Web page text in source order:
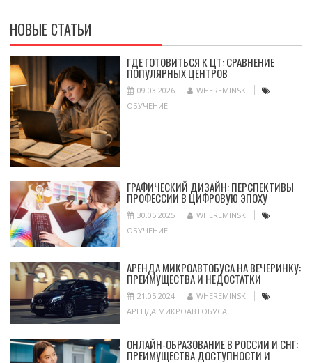
НОВЫЕ СТАТЬИ
ГДЕ ГОТОВИТЬСЯ К ЦТ: СРАВНЕНИЕ
ПОПУЛЯРНЫХ ЦЕНТРОВ
09.03.2026
WHEREMINSK
ОБУЧЕНИЕ
ГРАФИЧЕСКИЙ ДИЗАЙН: ПЕРСПЕКТИВЫ
ПРОФЕССИИ В ЦИФРОВУЮ ЭПОХУ
30.05.2025
WHEREMINSK
ОБУЧЕНИЕ
АРЕНДА МИКРОАВТОБУСА НА ВЕЧЕРИНКУ:
ПРЕИМУЩЕСТВА И НЕДОСТАТКИ
21.05.2024
WHEREMINSK
АРЕНДА МИКРОАВТОБУСА
ОНЛАЙН-ОБРАЗОВАНИЕ В РОССИИ И СНГ:
ПРЕИМУЩЕСТВА ДОСТУПНОСТИ И